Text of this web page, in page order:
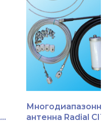
антенна Radial